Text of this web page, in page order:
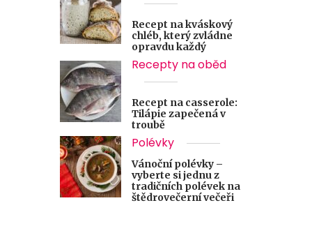
Recept na kváskový
chléb, který zvládne
opravdu každý
Recepty na oběd
Recept na casserole:
Tilápie zapečená v
troubě
Polévky
Vánoční polévky –
vyberte si jednu z
tradičních polévek na
štědrovečerní večeři